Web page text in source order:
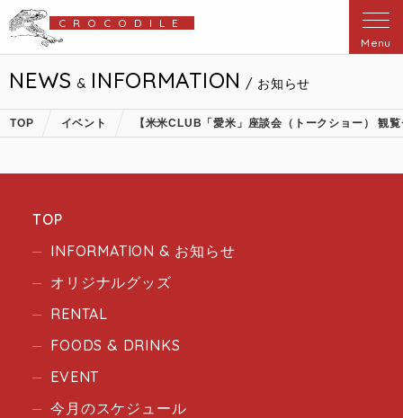
CROCODILE
Menu
NEWS & INFORMATION / お知らせ
TOP イベント 【米米CLUB「愛米」座談会（トークショー） 観
TOP
INFORMATION & お知らせ
オリジナルグッズ
RENTAL
FOODS & DRINKS
EVENT
今月のスケジュール